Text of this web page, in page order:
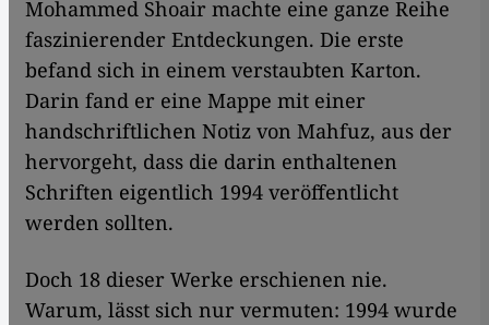
Mohammed Shoair machte eine ganze Reihe
faszinierender Entdeckungen. Die erste
befand sich in einem verstaubten Karton.
Darin fand er eine Mappe mit einer
handschriftlichen Notiz von Mahfuz, aus der
hervorgeht, dass die darin enthaltenen
Schriften eigentlich 1994 veröffentlicht
werden sollten.
Doch 18 dieser Werke erschienen nie.
Warum, lässt sich nur vermuten: 1994 wurde